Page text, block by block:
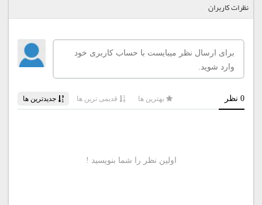
نظرات کاربران